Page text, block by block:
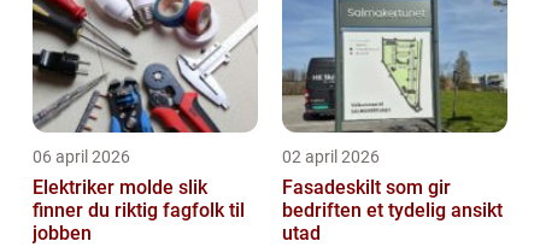
06 april 2026
Elektriker molde slik
finner du riktig fagfolk til
jobben
02 april 2026
Fasadeskilt som gir
bedriften et tydelig ansikt
utad